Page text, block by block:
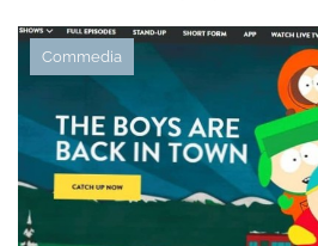
Commedia